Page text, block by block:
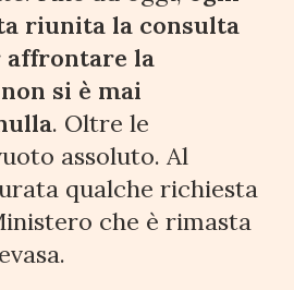
riunita la consulta
affrontare la
si è mai
. Oltre le
assoluto. Al
qualche richiesta
che è rimasta